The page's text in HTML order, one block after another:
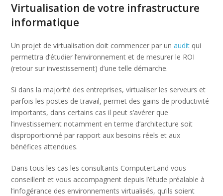
Virtualisation de votre infrastructure
informatique
Un projet de virtualisation doit commencer par unaudit qui
permettra d’étudier l’environnement et de mesurer le ROI
(retour sur investissement) d’une telle démarche.
Si dans la majorité des entreprises, virtualiser les serveurs et
parfois les postes de travail, permet des gains de productivité
importants, dans certains cas il peut s’avérer que
l’investissement notamment en terme d’architecture soit
disproportionné par rapport aux besoins réels et aux
bénéfices attendues.
Dans tous les cas les consultants ComputerLand vous
conseillent et vous accompagnent depuis l’étude préalable à
l’infogérance des environnements virtualisés, qu’ils soient